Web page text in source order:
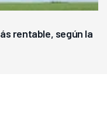
rentable, según la